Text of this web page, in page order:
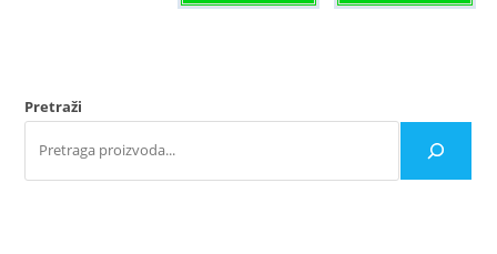
Pretraži